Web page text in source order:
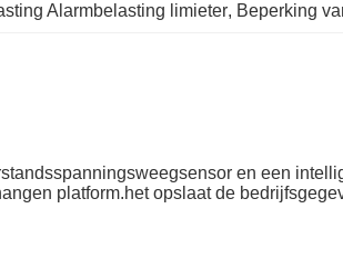
Alarmbelasting limieter, Beperking
en een
platform.het opslaat de